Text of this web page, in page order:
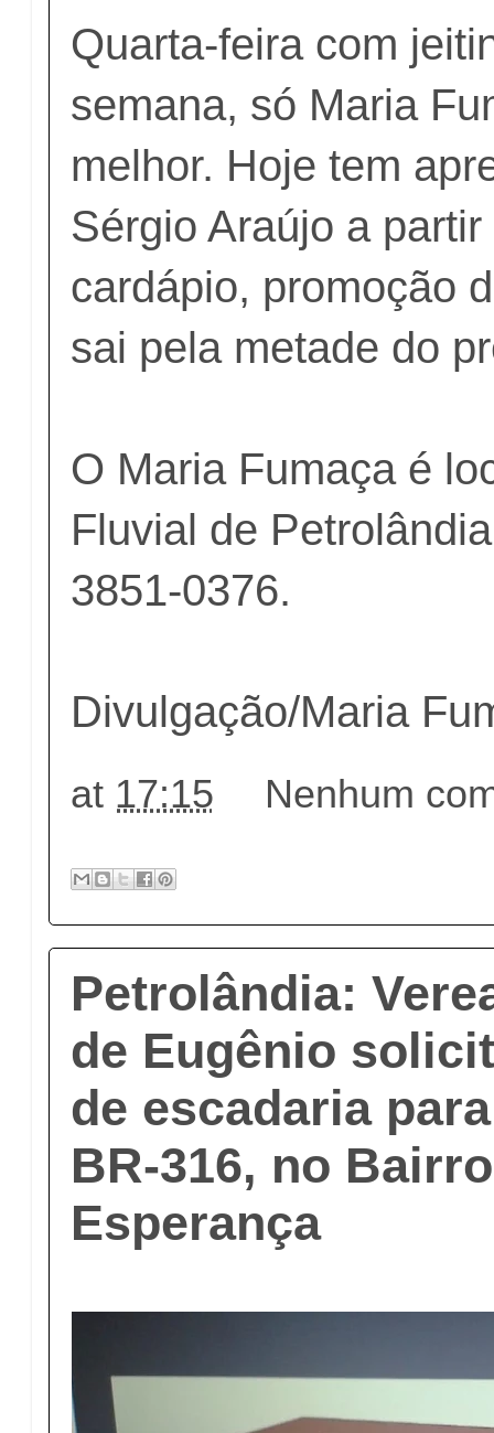
Quarta-feira com
semana, só Maria
melhor. Hoje tem
Sérgio Araújo a
cardápio, promoção
sai pela metade do
O Maria Fumaça é
Fluvial de
3851-0376.
Divulgação/Maria
at 17:15 Nenhum
Petrolândia:
de Eugênio
de escadaria
BR-316, no
Esperança